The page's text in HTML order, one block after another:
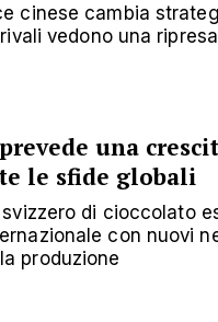
cinese cambia
vedono una
una
le sfide globali
di cioccolato
con nuovi
produzione